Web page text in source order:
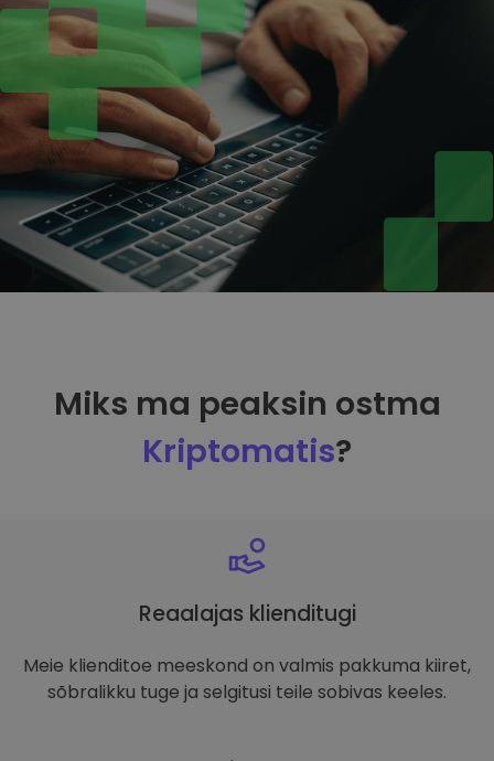
Miks ma peaksin ostma
Kriptomatis?
Reaalajas klienditugi
Meie klienditoe meeskond on valmis pakkuma kiiret,
sõbralikku tuge ja selgitusi teile sobivas keeles.